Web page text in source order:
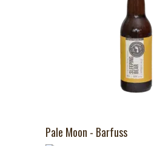
Pale Moon - Barfuss